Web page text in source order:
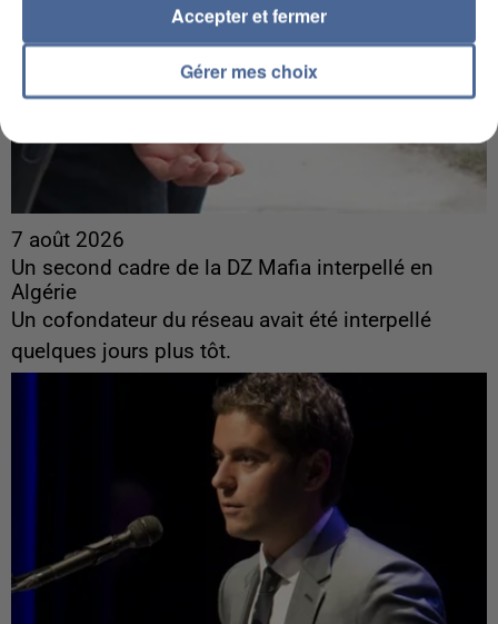
7 août 2026
Un second cadre de la DZ Mafia interpellé en
Algérie
Un cofondateur du réseau avait été interpellé
quelques jours plus tôt.
Gérer mes choix
Accepter et fermer